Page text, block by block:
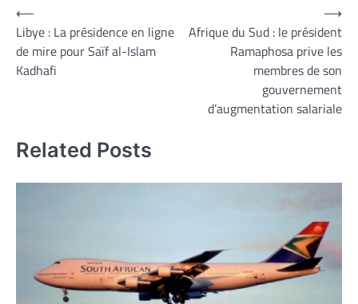
Navigation
de
l’article
⟵
Libye : La présidence en ligne
de mire pour Saïf al-Islam
Kadhafi
Afrique du Sud : le président
Ramaphosa prive les
membres de son
gouvernement
d’augmentation salariale
⟶
Related Posts